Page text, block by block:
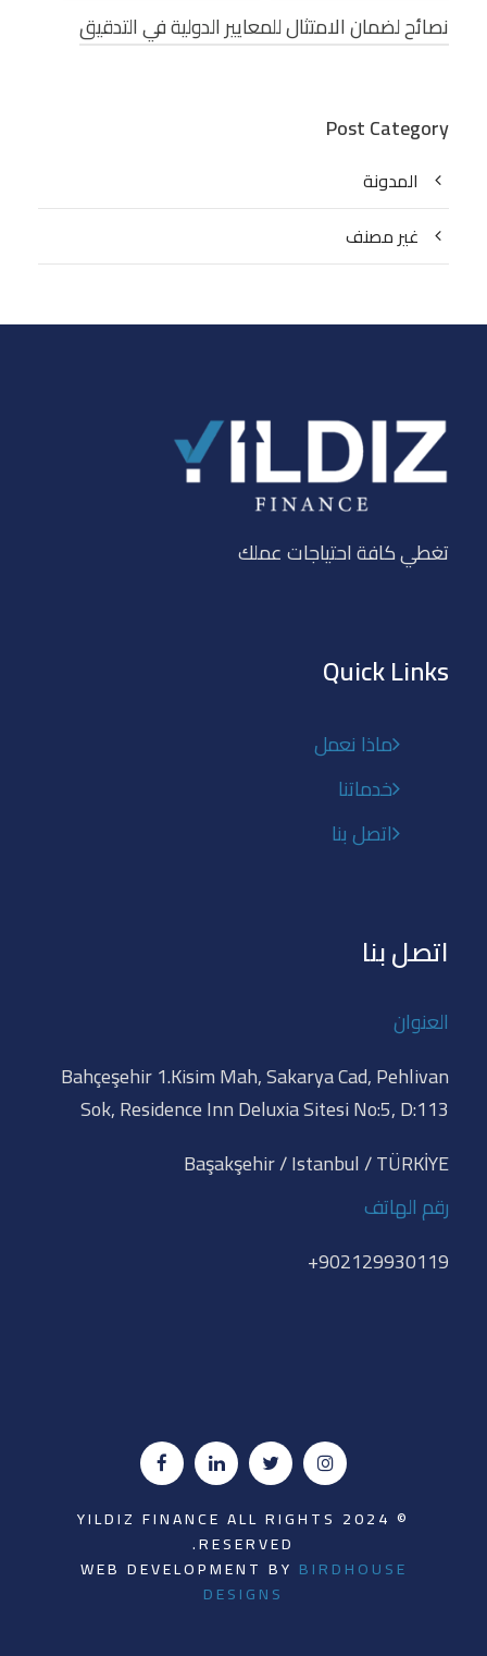
نصائح لضمان الامتثال للمعايير الدولية في التدقيق
Post Category
المدونة
غير مصنف
تغطي كافة احتياجات عملك
Quick Links
ماذا نعمل
خدماتنا
اتصل بنا
اتصل بنا
العنوان
Bahçeşehir 1.Kisim Mah, Sakarya Cad, Pehlivan
Sok, Residence Inn Deluxia Sitesi No:5, D:113
Başakşehir / Istanbul / TÜRKİYE
رقم الهاتف
902129930119+
© 2024 YILDIZ FINANCE ALL RIGHTS
RESERVED.
WEB DEVELOPMENT BY BIRDHOUSE
DESIGNS